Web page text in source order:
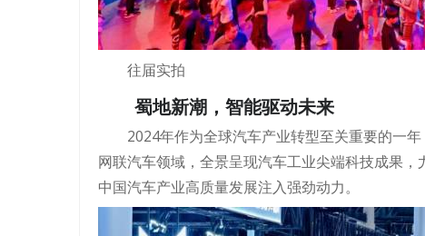
往届实拍
蜀地新潮，智能驱动未来
2024年作为全球汽车产业转型至关重要的一
网联汽车领域，全景呈现汽车工业尖端科技成果
中国汽车产业高质量发展注入强劲动力。